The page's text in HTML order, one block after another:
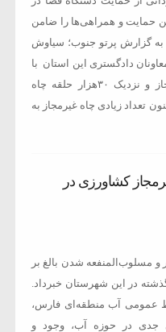
حمایت‌ و همراهی‌ها را ضامن
به گزارش پرتو جنوب؛ سیاوش
دادگستری این استان با
اشاره به وجود ۶۴هزار حلقه چاه مُجاز و نزدیک ۳۰هزار حلقه چاه
تعداد زیادی چاه غیرمجاز به
شدن 40 چاه غیرمجاز کشاورزی در
و مسلوب‌المنفعه شدن بالغ بر
در این شهرستان خبرداد.
عمومی آب منطقه‌ای فارس،
جدی در حوزه آب، وجود و